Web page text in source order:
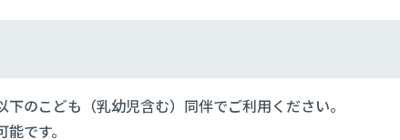
のこども（乳幼児含む）同伴でご利用ください。
です。